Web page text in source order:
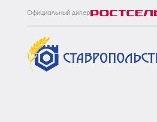
Официальный дилер